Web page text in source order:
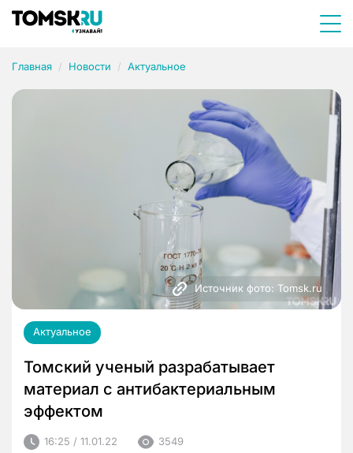
Главная Новости Актуальное
Источник фото: Tomsk.ru
Актуальное
Томский ученый разрабатывает
материал с антибактериальным
эффектом
16:25 / 11.01.22 3549